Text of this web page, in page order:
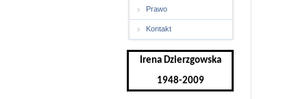
Prawo
Kontakt
Irena Dzierzgowska
1948-2009